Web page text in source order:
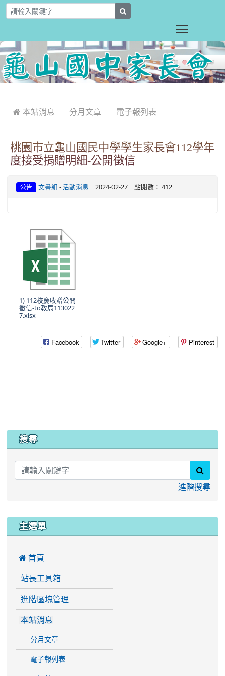
 本站消息 分月文章 電子報列表
桃園市立龜山國民中學學生家長會112學年
度接受捐贈明細-公開徵信
公告 文書組 - 活動消息 | 2024-02-27 | 點閱數： 412
1) 112校慶收贈公開
徵信-to教局113022
7.xlsx
Facebook Twitter Google+ Pinterest
搜尋
進階搜尋
主選單
 首頁
站長工具箱
進階區塊管理
本站消息
分月文章
電子報列表